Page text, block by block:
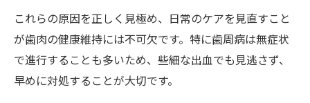
歯肉炎と歯肉出血の深い関係性
歯周病が歯肉に与えるダメージとは
歯肉炎の段階で出血が続く危険性
これらの原因を正しく見極め、日常のケアを見直すこと
が歯肉の健康維持には不可欠です。特に歯周病は無症状
で進行することも多いため、些細な出血でも見逃さず、
早めに対処することが大切です。